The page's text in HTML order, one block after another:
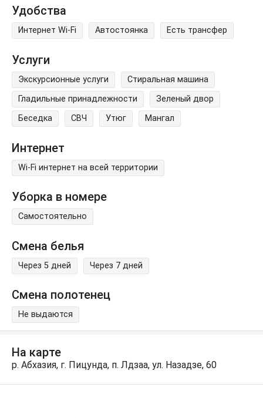
Удобства
Интернет Wi-Fi Автостоянка Есть трансфер
Услуги
Экскурсионные услуги
Стиральная машина
Гладильные принадлежности
Зеленый двор
Беседка
СВЧ Утюг Мангал
Интернет
Wi-Fi интернет на всей территории
Уборка в номере
Самостоятельно
Смена белья
Через 5 дней Через 7 дней
Смена полотенец
Не выдаются
На карте
р. Абхазия, г. Пицунда, п. Лдзаа, ул. Назадзе, 60